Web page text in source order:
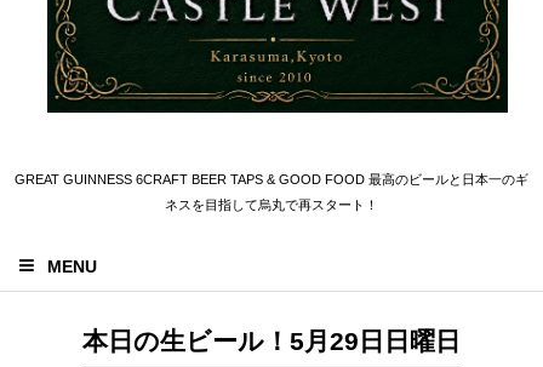
GREAT GUINNESS 6CRAFT BEER TAPS & GOOD FOOD 最高のビールと日本一のギ
ネスを目指して烏丸で再スタート！
MENU
本日の生ビール！5月29日日曜日